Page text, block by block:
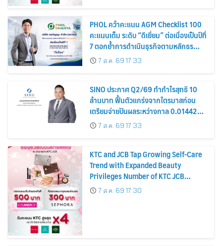
PHOL คว้าคะแนน AGM Checklist 100
คะแนนเต็ม ระดับ “ดีเยี่ยม” ต่อเนื่องเป็นปีที่
7 ตอกย้ำการดำเนินธุรกิจตามหลักธร
รมาภิบาล โปร่งใส สร้างความเชื่อมั่นผู้ถือ
หุ้น
7 ส.ค. 69 17:33
SINO ประกาศ Q2/69 ทำกำไรสุทธิ 10
ล้านบาท ฟื้นตัวแกร่งจากไตรมาสก่อน
เตรียมจ่ายปันผลระหว่างกาล 0.014423
บาทต่อหุ้น ครึ่งปีหลังมุ่งเติบโตต่อเนื่อง
7 ส.ค. 69 17:33
KTC and JCB Tap Growing Self-Care
Trend with Expanded Beauty
Privileges Number of KTC JCB
Cardmembers Spending on
Cosmetics Rises 26%
7 ส.ค. 69 17:30